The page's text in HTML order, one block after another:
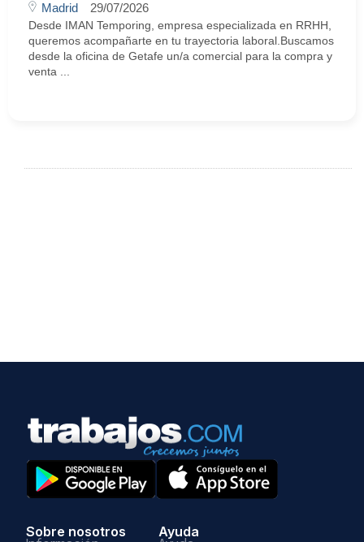
Madrid 29/07/2026
Desde IMAN Temporing, empresa especializada en RRHH,
queremos acompañarte en tu trayectoria laboral.Buscamos
desde la oficina de Getafe un/a comercial para la compra y
venta ...
Sobre nosotros Ayuda